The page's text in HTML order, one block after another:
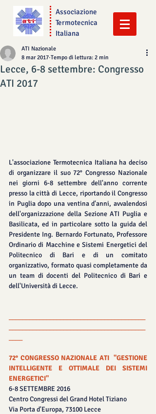
Associazione
Termotecnica
Italiana
Lecce, 6-8 settembre: Congresso
ATI 2017
ATI Nazionale
8 mar 2017 Tempo di lettura: 2 min
L'associazione Termotecnica Italiana ha deciso
di organizzare il suo 72° Congresso Nazionale
nei giorni 6-8 settembre dell'anno corrente
presso la città di Lecce, riportando il Congresso
in Puglia dopo una ventina d'anni, avvalendosi
dell'organizzazione della Sezione ATI Puglia e
Basilicata, ed in particolare sotto la guida del
Presidente Ing. Bernardo Fortunato, Professore
Ordinario di Macchine e Sistemi Energetici del
Politecnico di Bari e di un comitato
organizzativo, formato quasi completamente da
un team di docenti del Politecnico di Bari e
dell'Università di Lecce.
72° CONGRESSO NAZIONALE ATI  ​"GESTIONE
INTELLIGENTE E OTTIMALE DEI SISTEMI
ENERGETICI" ​
6-8 SETTEMBRE 2016
Centro Congressi del Grand Hotel Tiziano
Via Porta d'Europa, 73100 Lecce